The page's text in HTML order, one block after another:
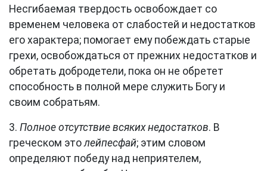
Несгибаемая твердость освобождает со
временем человека от слабостей и недостатков
его характера; помогает ему побеждать старые
грехи, освобождаться от прежних недостатков и
обретать добродетели, пока он не обретет
способность в полной мере служить Богу и
своим собратьям.
3. Полное отсутствие всяких недостатков. В
греческом этолейпесфай; этим словом
определяют победу над неприятелем,